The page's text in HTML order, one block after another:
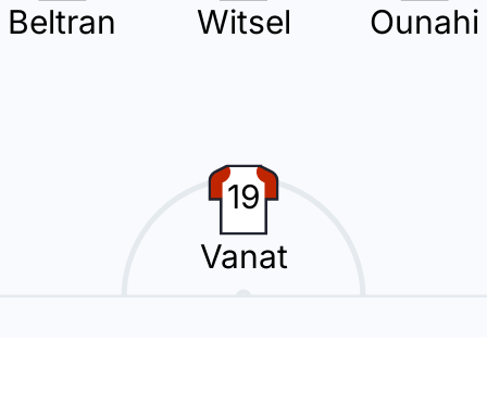
Beltran
Witsel
Ounahi
19
Vanat